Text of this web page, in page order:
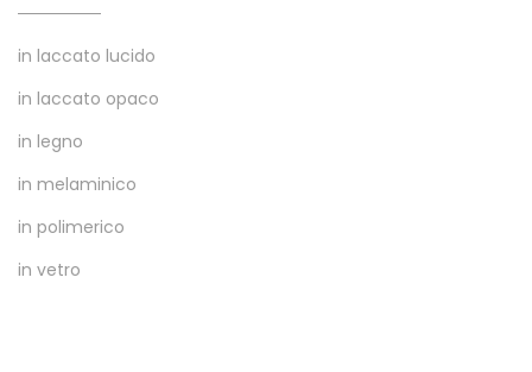
in laccato lucido
in laccato opaco
in legno
in melaminico
in polimerico
in vetro